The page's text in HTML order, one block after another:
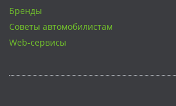
Бренды
Советы автомобилистам
Web-сервисы